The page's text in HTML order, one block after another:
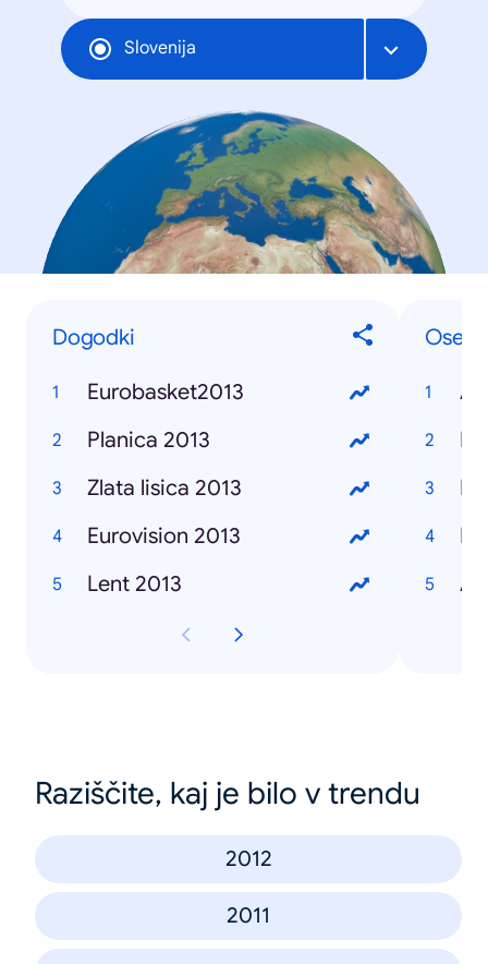
Slovenija
Dogodki
Eurobasket2013
Planica 2013
Zlata lisica 2013
Eurovision 2013
Lent 2013
Osebe
Raziščite, kaj je bilo v trendu
2012
2011